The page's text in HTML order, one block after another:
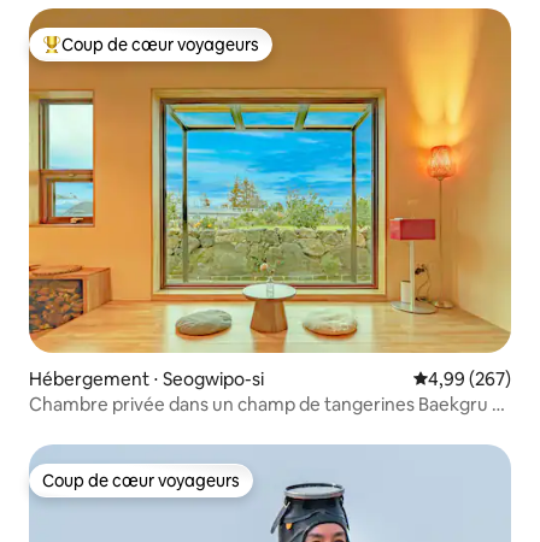
Aéroport 10 minutes# Marché nocturne de Dongmun 5
minutes
Coups de cœur voyageurs les plus appréciés
Coup de cœur voyageurs
Hébergement ⋅ Seogwipo-si Évaluation
4,99 (267)
Chambre privée dans un champ de tangerines Baekgru -
champ de tangerines Sam Sam Eungu
Coup de cœur voyageurs
Coup de cœur voyageurs